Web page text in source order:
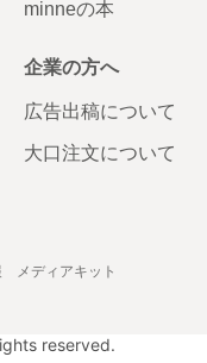
minneの本
企業の方へ
広告出稿について
大口注文について
メディアキット
reserved.